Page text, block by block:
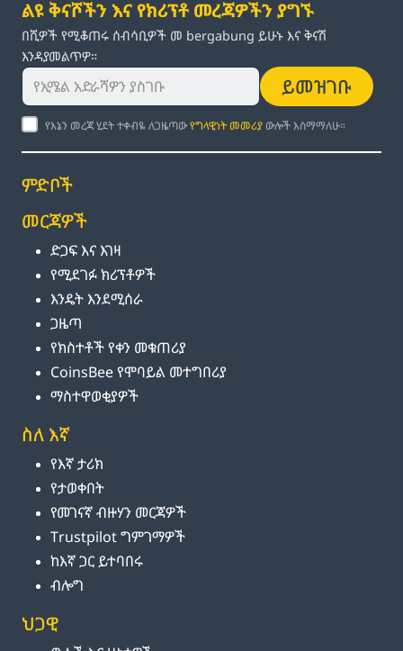
ልዩ ቅናሾችን እና የክሪፕቶ መረጃዎችን ያግኙ
በሺዎች የሚቆጠሩ ሰብሳቢዎች መ bergabung ይሁኑ እና ቅናሽ
እንዳያመልጥዎ።
ይመዝገቡ
የእኔን መረጃ ሂደት ተቀብዬ ለጋዜጣውየግላዊነት መመሪያ ውሎች እስማማለሁ።
ምድቦች
መርጃዎች
ድጋፍ እና እገዛ
የሚደገፉ ክሪፕቶዎች
እንዴት እንደሚሰራ
ጋዜጣ
የክስተቶች የቀን መቁጠሪያ
CoinsBee የሞባይል መተግበሪያ
ማስተዋወቂያዎች
ስለ እኛ
የእኛ ታሪክ
የታወቀበት
የመገናኛ ብዙሃን መርጃዎች
Trustpilot ግምገማዎች
ከእኛ ጋር ይተባበሩ
ብሎግ
ህጋዊ